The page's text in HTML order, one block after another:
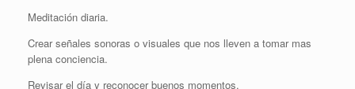
Meditación diaria.
Crear señales sonoras o visuales que nos lleven a tomar mas
plena conciencia.
Revisar el día y reconocer buenos momentos.